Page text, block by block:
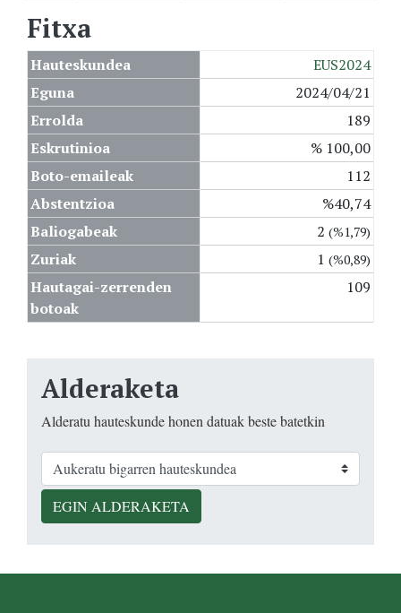
Fitxa
Hauteskundea
EUS2024
Eguna
2024/04/21
Errolda
189
Eskrutinioa
% 100,00
Boto-emaileak
112
Abstentzioa
%40,74
Baliogabeak
2 (%1,79)
Zuriak 1 (%0,89)
Hautagai-zerrenden
botoak
109
Alderaketa
Alderatu hauteskunde honen datuak beste batetkin
EGIN ALDERAKETA